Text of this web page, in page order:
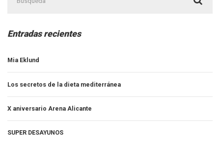
Entradas recientes
Mia Eklund
Los secretos de la dieta mediterránea
X aniversario Arena Alicante
SUPER DESAYUNOS